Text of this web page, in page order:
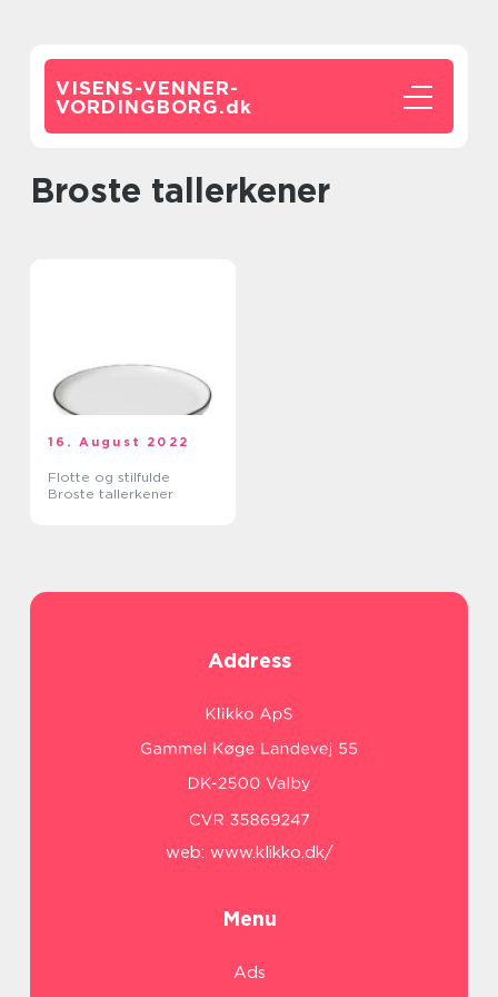
VISENS-VENNER-
VORDINGBORG.dk
Broste tallerkener
16. August 2022
Flotte og stilfulde
Broste tallerkener
Address
web: www.klikko.dk/
Menu
Ads